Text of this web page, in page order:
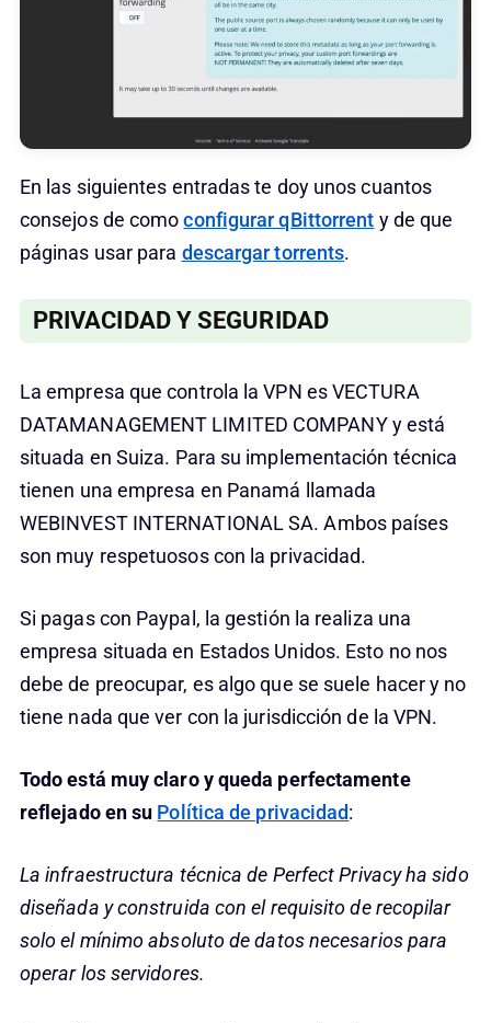
En las siguientes entradas te doy unos cuantos
consejos de comoconfigurar qBittorrent y de que
páginas usar para descargar torrents.
PRIVACIDAD Y SEGURIDAD
La empresa que controla la VPN es VECTURA
DATAMANAGEMENT LIMITED COMPANY y está
situada en Suiza. Para su implementación técnica
tienen una empresa en Panamá llamada
WEBINVEST INTERNATIONAL SA. Ambos países
son muy respetuosos con la privacidad.
Si pagas con Paypal, la gestión la realiza una
empresa situada en Estados Unidos. Esto no nos
debe de preocupar, es algo que se suele hacer y no
tiene nada que ver con la jurisdicción de la VPN.
Todo está muy claro y queda perfectamente
reflejado en su Política de privacidad:
La infraestructura técnica de Perfect Privacy ha sido
diseñada y construida con el requisito de recopilar
solo el mínimo absoluto de datos necesarios para
operar los servidores.